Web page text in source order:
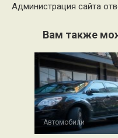
Администрация сайта
Вам также
Автомобили